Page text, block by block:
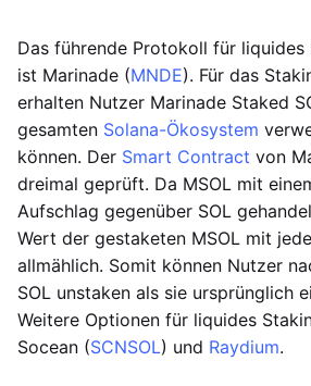
Das führende Protokoll für liquides
ist Marinade (MNDE). Für das
erhalten Nutzer Marinade Staked
gesamten Solana-Ökosystem
können. Der Smart Contract von
dreimal geprüft. Da MSOL mit
Aufschlag gegenüber SOL
Wert der gestaketen MSOL mit
allmählich. Somit können Nutzer
SOL unstaken als sie ursprünglich
Weitere Optionen für liquides
Socean (SCNSOL) und Raydium.